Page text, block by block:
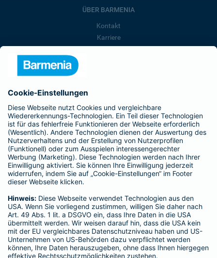
ÜBER BARMENIA
Kontakt
Karriere
Barmenia ist Teil der BarmeniaGothaer
BELIEBTE SEITEN
Kranken-Zusatzversicherung
Tierversicherungen
Haftpflichtversicherung
Hausratversicherung
Adresse ändern
Schaden melden
Kilometerstandsmeldung
Serviceübersicht